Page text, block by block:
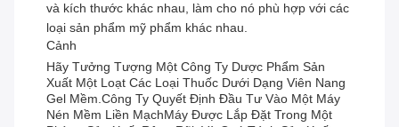
và kích thước khác nhau, làm cho nó phù hợp với các
loại sản phẩm mỹ phẩm khác nhau.
Cảnh
Hãy Tưởng Tượng Một Công Ty Dược Phẩm Sản
Xuất Một Loạt Các Loại Thuốc Dưới Dạng Viên Nang
Gel Mềm.công Ty Quyết Định Đầu Tư Vào Một Máy
Nén Mềm Liền MạchMáy Được Lắp Đặt Trong Một